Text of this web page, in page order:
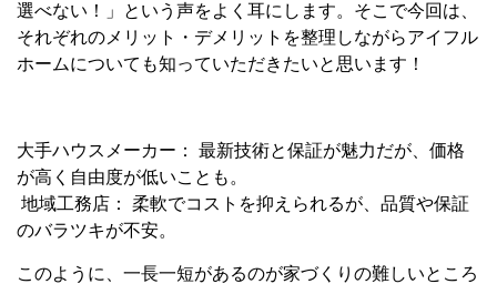
選べない！」という声をよく耳にします。そこで今回は、
それぞれのメリット・デメリットを整理しながらアイフル
ホームについても知っていただきたいと思います！
大手ハウスメーカー： 最新技術と保証が魅力だが、価格
が高く自由度が低いことも。
地域工務店： 柔軟でコストを抑えられるが、品質や保証
のバラツキが不安。
このように、一長一短があるのが家づくりの難しいところ